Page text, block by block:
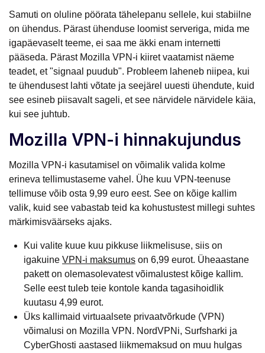
Samuti on oluline pöörata tähelepanu sellele, kui stabiilne
on ühendus. Pärast ühenduse loomist serveriga, mida me
igapäevaselt teeme, ei saa me äkki enam internetti
pääseda. Pärast Mozilla VPN-i kiiret vaatamist näeme
teadet, et "signaal puudub". Probleem laheneb niipea, kui
te ühendusest lahti võtate ja seejärel uuesti ühendute, kuid
see esineb piisavalt sageli, et see närvidele närvidele käia,
kui see juhtub.
Mozilla VPN-i hinnakujundus
Mozilla VPN-i kasutamisel on võimalik valida kolme
erineva tellimustaseme vahel. Ühe kuu VPN-teenuse
tellimuse võib osta 9,99 euro eest. See on kõige kallim
valik, kuid see vabastab teid ka kohustustest millegi suhtes
märkimisväärseks ajaks.
Kui valite kuue kuu pikkuse liikmelisuse, siis on
igakuine VPN-i maksumus on 6,99 eurot. Üheaastane
pakett on olemasolevatest võimalustest kõige kallim.
Selle eest tuleb teie kontole kanda tagasihoidlik
kuutasu 4,99 eurot.
Üks kallimaid virtuaalsete privaatvõrkude (VPN)
võimalusi on Mozilla VPN. NordVPNi, Surfsharki ja
CyberGhosti aastased liikmemaksud on muu hulgas